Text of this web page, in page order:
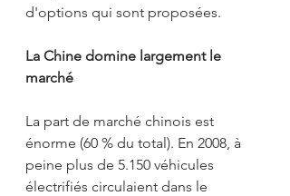
d'options qui sont proposées.
La Chine domine largement le
marché
La part de marché chinois est
énorme (60 % du total). En 2008, à
peine plus de 5.150 véhicules
électrifiés circulaient dans le